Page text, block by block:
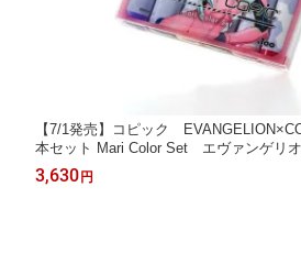
【7/1発売】コピック
本セット Mari Color Set エヴァンゲリ
波・マリ・イラストリアス 12502138
3,630 円